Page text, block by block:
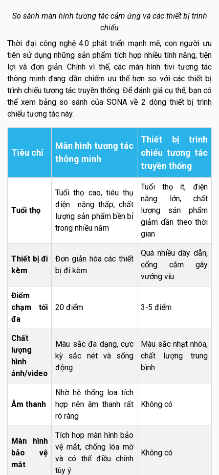
So sánh màn hình tương tác cảm ứng và các thiết bị trình
chiếu
Thời đại công nghệ 4.0 phát triển mạnh mẽ, con người ưu
tiên sử dụng những sản phẩm tích hợp nhiều tính năng, tiện
lợi và đơn giản. Chính vì thế, các màn hình tivi tương tác
thông minh đang dần chiếm ưu thế hơn so với các thiết bị
trình chiếu tương tác truyền thống. Để đánh giá cụ thể, bạn có
thể xem bảng so sánh của SONA về 2 dòng thiết bị trình
chiếu tương tác này.
Tiêu chí
Màn hình tương tác
thông minh
Thiết bị trình
chiếu tương tác
truyền thống
Tuổi thọ
Tuổi thọ cao, tiêu thụ
điện năng thấp, chất
lượng sản phẩm bền bỉ
trong nhiều năm
Tuổi thọ ít, điện
năng lớn, chất
lượng sản phẩm
giảm dần theo thời
gian
Thiết bị đi
kèm
Đơn giản hóa các thiết
bị đi kèm
Quá nhiều dây dẫn,
cổng cắm gây
vướng víu
Điểm
chạm tối
đa
20 điểm 3-5 điểm
Chất
lượng
hình
ảnh/video
Màu sắc đa dạng, cực
kỳ sắc nét và sống
động
Màu sắc nhạt nhòa,
chất lượng trung
bình
Âm thanh
Nhờ hệ thống loa tích
hợp nên âm thanh rất
rõ ràng
Không có
Màn hình
bảo vệ
mắt
Tích hợp màn hình bảo
vệ mắt, chống lóa mờ
và có thể điều chỉnh
tùy ý
Không có